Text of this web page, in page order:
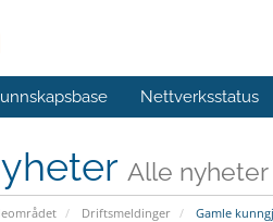
Nettverksstatus
Alle
Driftsmeldinger Gamle